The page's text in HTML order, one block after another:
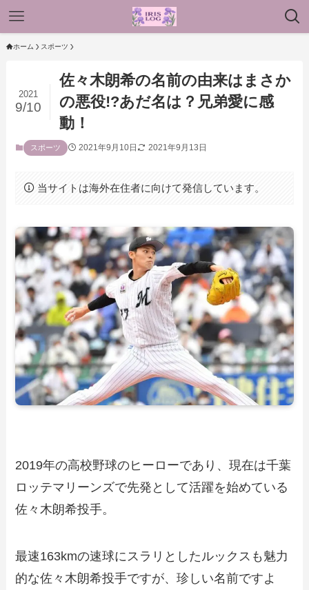
ホーム スポーツ
佐々木朗希の名前の由来はまさか
の悪役!?あだ名は？兄弟愛に感
動！
2021
9/10
スポーツ 2021年9月10日 2021年9月13日
当サイトは海外在住者に向けて発信しています。
2019年の高校野球のヒーローであり、現在は千葉
ロッテマリーンズで先発として活躍を始めている
佐々木朗希投手。
最速163kmの速球にスラリとしたルックスも魅力
的な佐々木朗希投手ですが、珍しい名前ですよ